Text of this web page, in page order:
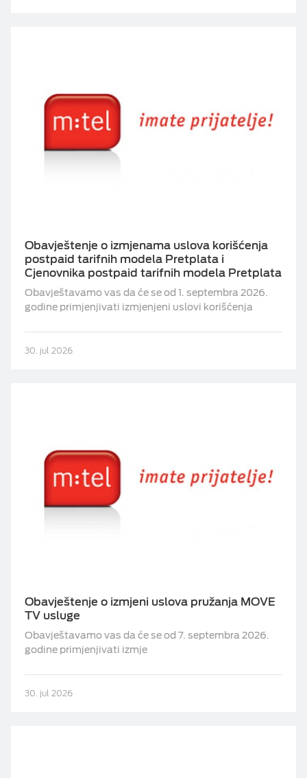
Obavještenje o izmjenama uslova korišćenja
postpaid tarifnih modela Pretplata i
Cjenovnika postpaid tarifnih modela Pretplata
Obavještavamo vas da će se od 1. septembra 2026.
godine primjenjivati izmjenjeni uslovi korišćenja
30. jul 2026
Obavještenje o izmjeni uslova pružanja MOVE
TV usluge
Obavještavamo vas da će se od 7. septembra 2026.
godine primjenjivati izmje
30. jul 2026